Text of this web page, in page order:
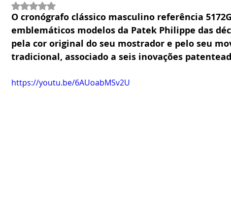
FUTURO O Inventário
Avaliado com NaN de 5 estrelas.
O cronógrafo clássico masculino referência
emblemáticos modelos da Patek Philippe das
pela cor original do seu mostrador e pelo seu
tradicional, associado a seis inovações
https://youtu.be/6AUoabMSv2U